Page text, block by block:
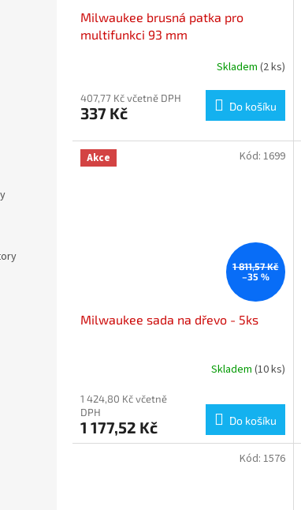
Milwaukee brusná patka pro
multifunkci 93 mm
Skladem (2 ks)
407,77 Kč včetně DPH
337 Kč Do košíku
Akce
1 811,57 Kč
–35 %
Milwaukee sada na dřevo - 5ks
Skladem (10 ks)
1 424,80 Kč včetně
DPH
1 177,52 Kč Do košíku
Kód: 1699
Kód: 1576